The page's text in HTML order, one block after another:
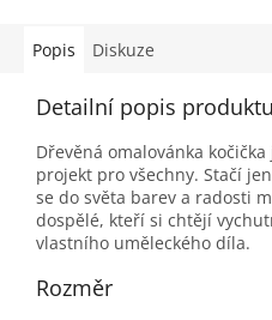
Popis Diskuze
Detailní popis produktu
Dřevěná omalovánka
projekt pro všechny. Stačí
se do světa barev a radosti
dospělé, kteří si chtějí
vlastního uměleckého díla.
Rozměr